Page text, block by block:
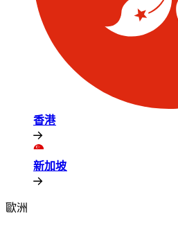
香港​​
新加坡​​
歐洲​​